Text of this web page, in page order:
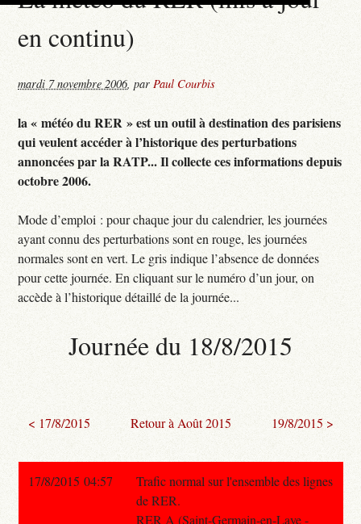
en continu)
mardi 7 novembre 2006,parPaul Courbis
la « météo du RER » est un outil à destination des parisiens
qui veulent accéder à l’historique des perturbations
annoncées par la RATP... Il collecte ces informations depuis
octobre 2006.
Mode d’emploi : pour chaque jour du calendrier, les journées
ayant connu des perturbations sont en rouge, les journées
normales sont en vert. Le gris indique l’absence de données
pour cette journée. En cliquant sur le numéro d’un jour, on
accède à l’historique détaillé de la journée...
Journée du 18/8/2015
< 17/8/2015 Retour à Août 2015 19/8/2015 >
17/8/2015 04:57
Trafic normal sur l'ensemble des lignes
de RER.
RER A (Saint-Germain-en-Laye -